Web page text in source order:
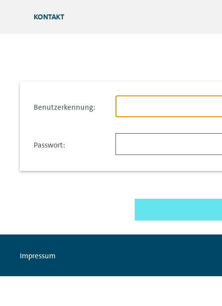
KONTAKT
Benutzerkennung:
Passwort:
Impressum